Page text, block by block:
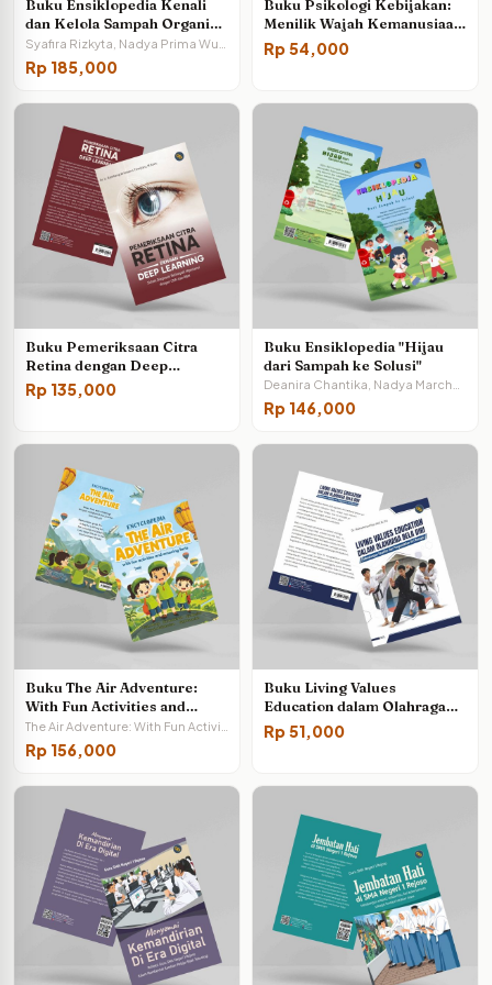
Buku Ensiklopedia Kenali
dan Kelola Sampah Organik,
Anorganik, dan B3
Rp 185,000
Buku Psikologi Kebijakan:
Menilik Wajah Kemanusiaan
dalam Kebijakan Negara
Rp54,000
Buku Pemeriksaan Citra
Retina dengan Deep
Learning (Sistem Diagnosis
Retinopati Hipertensi
Rp 135,000
Buku Ensiklopedia "Hijau
dari Sampah ke Solusi"
Rp 146,000
Buku The Air Adventure:
With Fun Activities and
Amazing Facts
Rp 156,000
Buku Living Values
Education dalam Olahraga
Bela Diri: Membangun
Karakter dan Pengendalian
Rp51,000